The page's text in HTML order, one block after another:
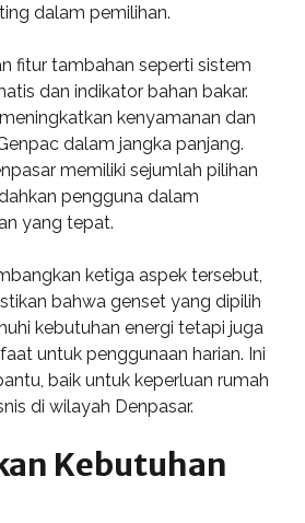
dalam pemilihan.
fitur tambahan seperti sistem
dan indikator bahan bakar.
kenyamanan dan
dalam jangka panjang.
memiliki sejumlah pilihan
pengguna dalam
yang tepat.
ketiga aspek tersebut,
bahwa genset yang dipilih
kebutuhan energi tetapi juga
untuk penggunaan harian. Ini
baik untuk keperluan rumah
di wilayah Denpasar.
Kebutuhan